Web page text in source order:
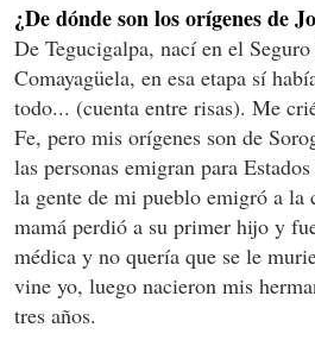
¿De dónde son los orígenes de
De Tegucigalpa, nací en el
Comayagüela, en esa etapa sí
todo... (cuenta entre risas). Me
Fe, pero mis orígenes son de
las personas emigran para
la gente de mi pueblo emigró a la
mamá perdió a su primer hijo y
médica y no quería que se le
vine yo, luego nacieron mis
tres años.